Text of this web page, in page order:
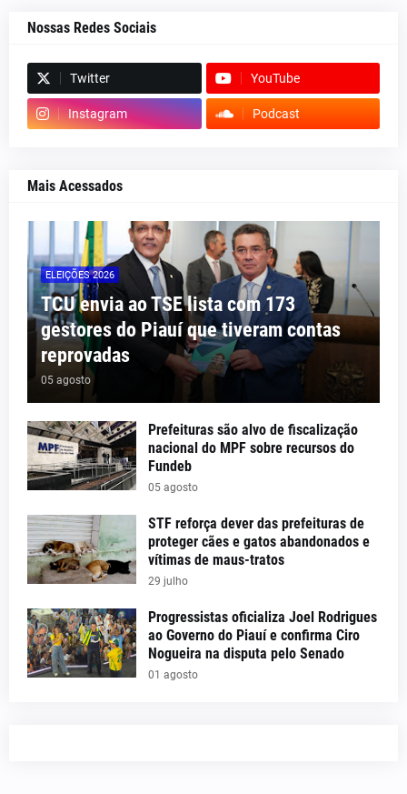
Nossas Redes Sociais
Twitter YouTube
Instagram Podcast
Mais Acessados
ELEIÇÕES 2026
TCU envia ao TSE lista com 173
gestores do Piauí que tiveram contas
reprovadas
05 agosto
Prefeituras são alvo de fiscalização
nacional do MPF sobre recursos do
Fundeb
05 agosto
STF reforça dever das prefeituras de
proteger cães e gatos abandonados e
vítimas de maus-tratos
29 julho
Progressistas oficializa Joel Rodrigues
ao Governo do Piauí e confirma Ciro
Nogueira na disputa pelo Senado
01 agosto